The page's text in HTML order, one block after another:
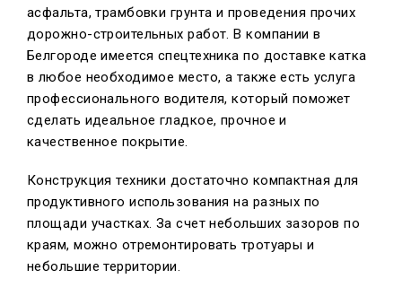
асфальта, трамбовки грунта и проведения прочих
дорожно-строительных работ. В компании в
Белгороде имеется спецтехника по доставке катка
в любое необходимое место, а также есть услуга
профессионального водителя, который поможет
сделать идеальное гладкое, прочное и
качественное покрытие.
Конструкция техники достаточно компактная для
продуктивного использования на разных по
площади участках. За счет небольших зазоров по
краям, можно отремонтировать тротуары и
небольшие территории.